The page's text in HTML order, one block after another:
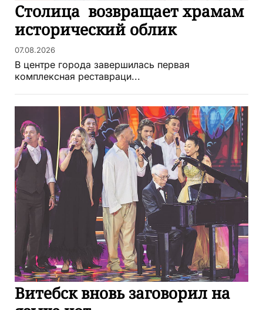
Столица возвращает храмам
исторический облик
07.08.2026
В центре города завершилась первая
комплексная реставраци...
Витебск вновь заговорил на